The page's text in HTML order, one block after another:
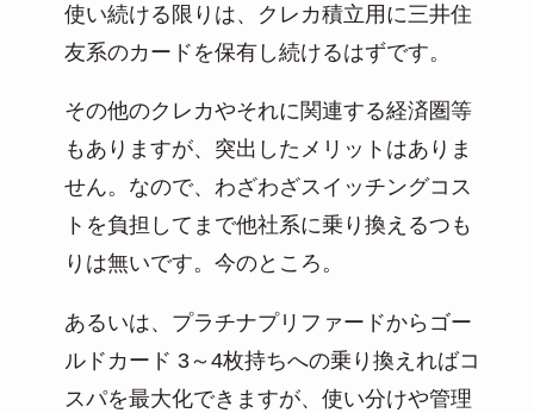
使い続ける限りは、クレカ積立用に三井住
友系のカードを保有し続けるはずです。
その他のクレカやそれに関連する経済圏等
もありますが、突出したメリットはありま
せん。なので、わざわざスイッチングコス
トを負担してまで他社系に乗り換えるつも
りは無いです。今のところ。
あるいは、プラチナプリファードからゴー
ルドカード 3～4枚持ちへの乗り換えればコ
スパを最大化できますが、使い分けや管理